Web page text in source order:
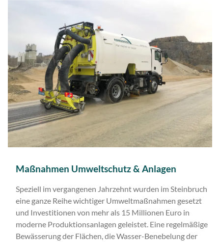
Maßnahmen Umweltschutz & Anlagen
Speziell im vergangenen Jahrzehnt wurden im Steinbruch
eine ganze Reihe wichtiger Umweltmaßnahmen gesetzt
und Investitionen von mehr als 15 Millionen Euro in
moderne Produktionsanlagen geleistet. Eine regelmäßige
Bewässerung der Flächen, die Wasser-Benebelung der